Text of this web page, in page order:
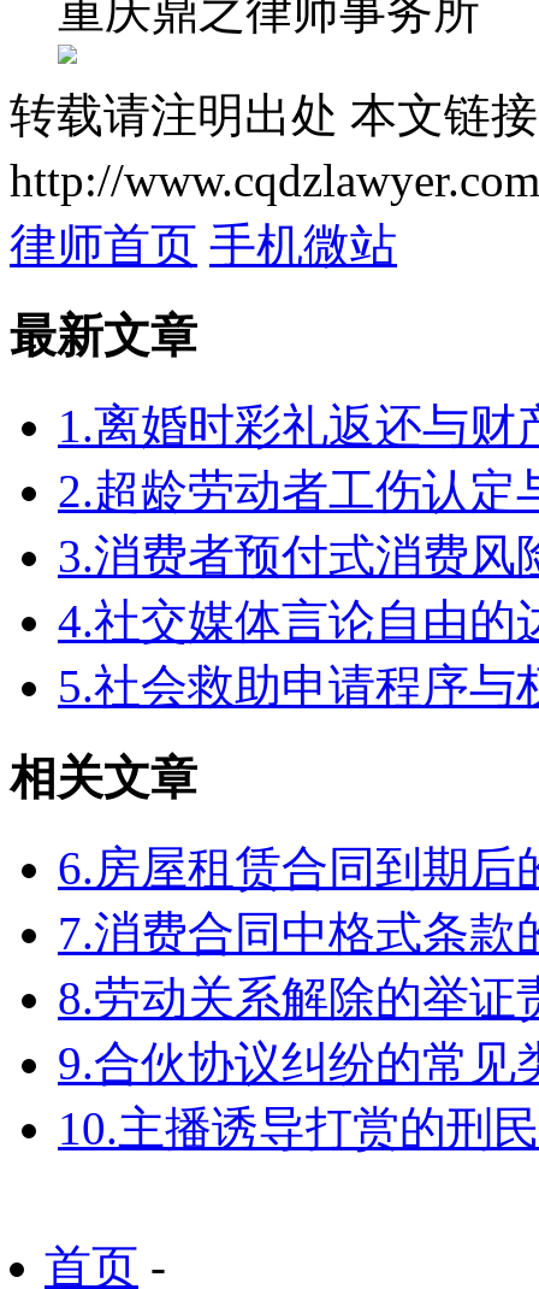
重庆鼎之律师事务所
转载请注明出处 本文链
http://
律师首页 手机微站
最新文章
1.离婚时彩礼返还与财
2.超龄劳动者工伤认定
3.消费者预付式消费风
4.社交媒体言论自由
5.社会救助申请程序与
相关文章
6.房屋租赁合同到期后
7.消费合同中格式条款
8.劳动关系解除的举证
9.合伙协议纠纷的常见
10.主播诱导打赏的刑
首页 -